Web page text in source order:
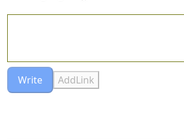
Write AddLink